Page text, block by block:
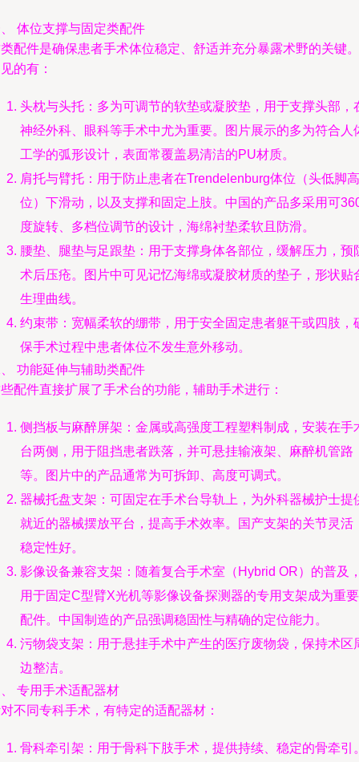
体位支撑与固定类配件
配件是确保患者手术体位稳定、舒适并充分暴露术野的关键。
的有：
头枕与头托：多为可调节的软垫或凝胶垫，用于支撑头部，
神经外科、眼科等手术中尤为重要。图片展示的多为符合人
工学的弧形设计，表面常覆盖易清洁的PU材质。
肩托与臂托：用于防止患者在Trendelenburg体位（头低脚高
位）下滑动，以及支撑和固定上肢。中国的产品多采用可
度旋转、多档位调节的设计，海绵衬垫柔软且防滑。
腰垫、腿垫与足跟垫：用于支撑身体各部位，缓解压力，预
术后压疮。图片中可见记忆海绵或凝胶材质的垫子，形状贴
生理曲线。
约束带：宽幅柔软的绷带，用于安全固定患者躯干或四肢，
保手术过程中患者体位不发生意外移动。
功能延伸与辅助类配件
配件直接扩展了手术台的功能，辅助手术进行：
侧挡板与麻醉屏架：金属或高强度工程塑料制成，安装在手
台两侧，用于阻挡患者跌落，并可悬挂输液架、麻醉机管路
等。图片中的产品通常为可拆卸、高度可调式。
器械托盘支架：可固定在手术台导轨上，为外科器械护士提
就近的器械摆放平台，提高手术效率。国产支架的关节灵活
稳定性好。
影像设备兼容支架：随着复合手术室（Hybrid OR）的普及
用于固定C型臂X光机等影像设备探测器的专用支架成为重要
配件。中国制造的产品强调稳固性与精确的定位能力。
污物袋支架：用于悬挂手术中产生的医疗废物袋，保持术区
边整洁。
专用手术适配器材
不同专科手术，有特定的适配器材：
骨科牵引架：用于骨科下肢手术，提供持续、稳定的骨牵引